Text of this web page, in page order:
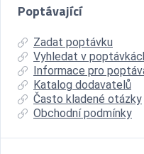
Poptávající
Zadat poptávku
Vyhledat v
Informace pro
Katalog dodavatelů
Často kladené otázky
Obchodní podmínky